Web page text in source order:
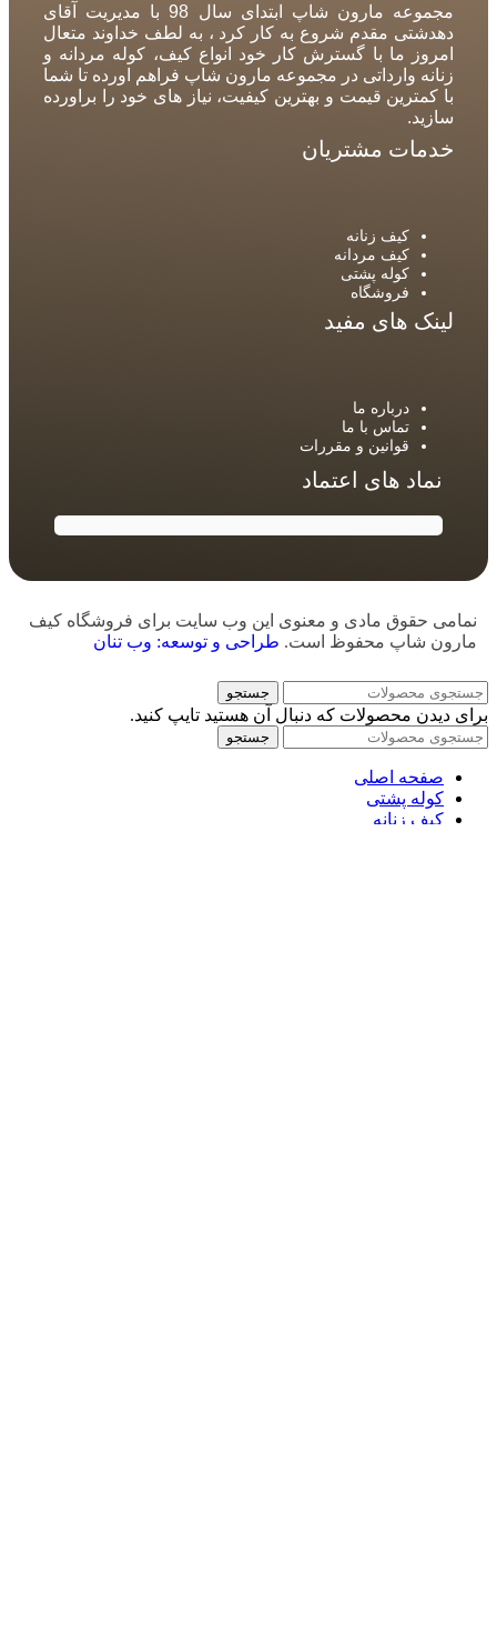
مجموعه مارون شاپ ابتدای سال 98 با مدیریت آقای
دهدشتی مقدم شروع به کار کرد ، به لطف خداوند متعال
امروز ما با گسترش کار خود انواع کیف، کوله مردانه و
زنانه وارداتی در مجموعه مارون شاپ فراهم اورده تا شما
با کمترین قیمت و بهترین کیفیت، نیاز های خود را براورده
سازید.
خدمات مشتریان
کیف زنانه
کیف مردانه
کوله پشتی
فروشگاه
لینک های مفید
درباره ما
تماس با ما
قوانین و مقررات
نماد های اعتماد
نمامی حقوق مادی و معنوی این وب سایت برای فروشگاه کیف
مارون شاپ محفوظ است. طراحی و توسعه: وب تنان
جستجو
برای دیدن محصولات که دنبال آن هستید تایپ کنید.
جستجو
صفحه اصلی
کوله پشتی
کیف زنانه